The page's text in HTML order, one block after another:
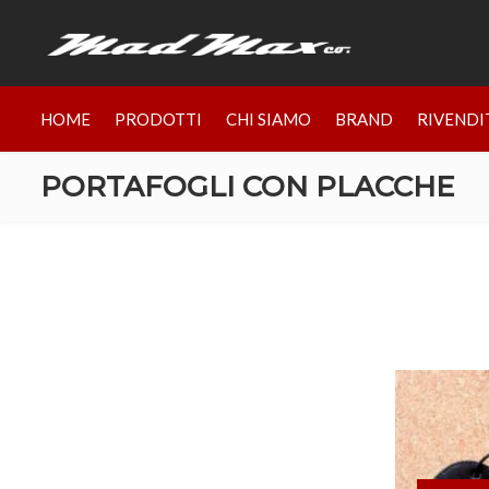
HOME PRODOTTI CHI SIAMO BRAND
PORTAFOGLI CON PLACCHE